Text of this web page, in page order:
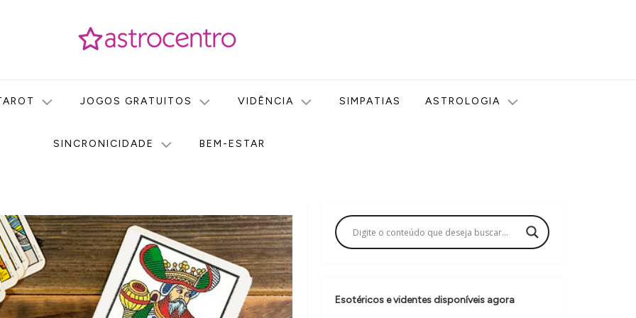
JOGOS GRATUITOS VIDÊNCIA SIMPATIAS ASTROLOGIA
SINCRONICIDADE BEM-ESTAR
Esotéricos e videntes disponíveis agora